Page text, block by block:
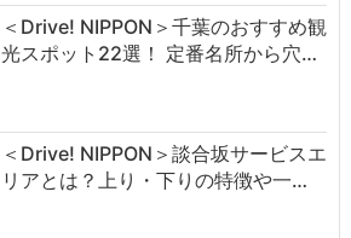
＜Drive! NIPPON＞千葉のおすすめ観
光スポット22選！ 定番名所から穴…
＜Drive! NIPPON＞談合坂サービスエ
リアとは？上り・下りの特徴や一…